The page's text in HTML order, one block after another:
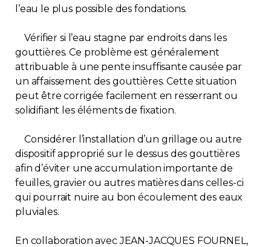
l’eau le plus possible des fondations.
Vérifier si l’eau stagne par endroits dans les
gouttières. Ce problème est généralement
attribuable à une pente insuffisante causée par
un affaissement des gouttières. Cette situation
peut être corrigée facilement en resserrant ou
solidifiant les éléments de fixation.
Considérer l’installation d’un grillage ou autre
dispositif approprié sur le dessus des gouttières
afin d’éviter une accumulation importante de
feuilles, gravier ou autres matières dans celles-ci
qui pourrait nuire au bon écoulement des eaux
pluviales.
En collaboration avec JEAN-JACQUES FOURNEL,